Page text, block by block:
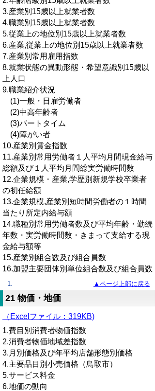
3.産業別15歳以上就業者数
4.職業別15歳以上就業者数
5.従業上の地位別15歳以上就業者数
6.産業,従業上の地位別15歳以上就業者数
7.産業別常用雇用指数
8.就業状態の異動形態・希望意識別15歳以
上人口
9.職業紹介状況
(1)一般・日雇労働者
(2)中高年齢者
(3)パートタイム
(4)障がい者
10.産業別賃金指数
11.産業別常用労働者１人平均月間現金給与
総額及び１人平均月間総実労働時間数
12.企業規模・産業,学歴別新規学校卒業者
の初任給額
13.企業規模,産業別短時間労働者の１時間
当たり所定内給与額
14.職種別常用労働者数及び平均年齢・勤続
年数・実労働時間数・きまって支給する現
金給与額等
15.産業別組合数及び組合員数
16.加盟主要団体別単位組合数及び組合員数
▲ページ上部に戻る
21 物価・地価
（Excelファイル：319KB)
1.費目別消費者物価指数
2.消費者物価地域差指数
3.月別価格及び年平均店舗形態別価格
4.主要品目別小売価格（鳥取市）
5.サービス料金
6.地価の動向